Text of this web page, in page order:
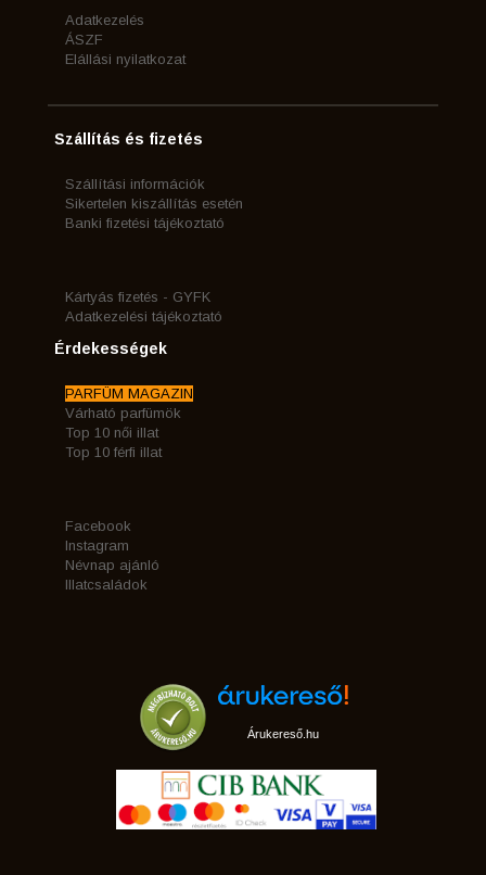
Adatkezelés
ÁSZF
Elállási nyilatkozat
Szállítás és fizetés
Szállítási információk
Sikertelen kiszállítás esetén
Banki fizetési tájékoztató
Kártyás fizetés - GYFK
Adatkezelési tájékoztató
Érdekességek
PARFÜM MAGAZIN
Várható parfümök
Top 10 női illat
Top 10 férfi illat
Facebook
Instagram
Névnap ajánló
Illatcsaládok
Árukereső.hu